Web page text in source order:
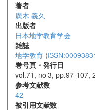
著者
廣木 義久
出版者
日本地学教育学会
雑誌
地学教育 (ISSN:00093831
巻号頁・発行日
vol.71, no.3, pp.97-107,
参考文献数
42
被引用文献数